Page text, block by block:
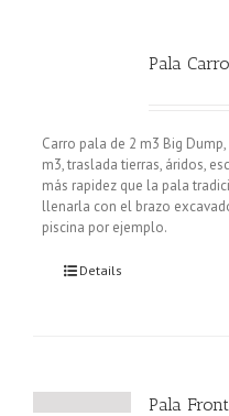
Pala Carro
Carro pala de 2 m3 Big
m3, traslada tierras, áridos,
más rapidez que la pala
llenarla con el brazo
piscina por ejemplo.
Details
Pala